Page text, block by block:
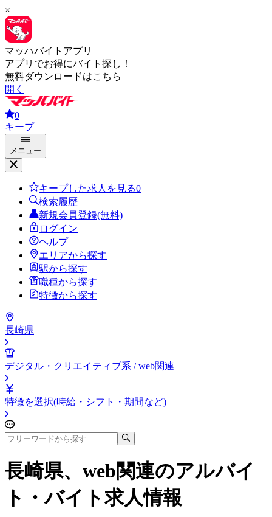
×
マッハバイトアプリ
アプリでお得にバイト探し！
無料ダウンロードはこちら
開く
0
キープ
メニュー
キープした求人を見る0
検索履歴
新規会員登録(無料)
ログイン
ヘルプ
エリアから探す
駅から探す
職種から探す
特徴から探す
長崎県
デジタル・クリエイティブ系 / web関連
特徴を選択(時給・シフト・期間など)
長崎県、web関連のアルバイ
ト・バイト求人情報